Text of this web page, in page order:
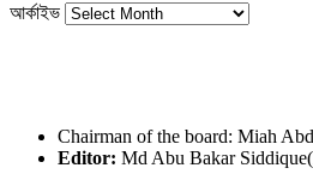
আর্কাইভ
Chairman of the board: Miah
Editor: Md Abu Bakar Siddique(